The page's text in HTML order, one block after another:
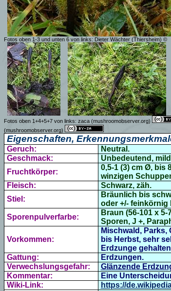
Fotos oben 1-3 und unten 6 von links: Dieter Wächter (Thiersheim) ©
Fotos oben 1+4+5+7 von links: zaca (mushroomobserver.org)
(mushroomobserver.org)
Eigenschaften,
Geruch:
Neutral.
Geschmack:
Unbedeutend,
Fruchtkörper:
0,5-1 (3) cm Ø, bis
winzigen
Fleisch:
Schwarz, zäh.
Stiel:
Bräunlich bis
oder +/- feinkörnig
Sporenpulverfarbe:
Braun (56-101 x
Sporen, J +,
Vorkommen:
Mischwald, Parks,
bis Herbst, sehr
Erdzunge
Gattung:
Erdzungen.
Verwechslungsgefahr:
Glänzende
Kommentar:
Eine
Wiki-Link:
https://